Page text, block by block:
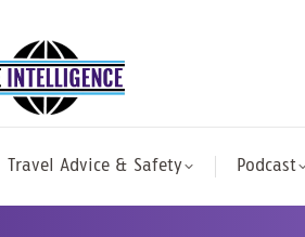
Travel Advice & Safety Podcast